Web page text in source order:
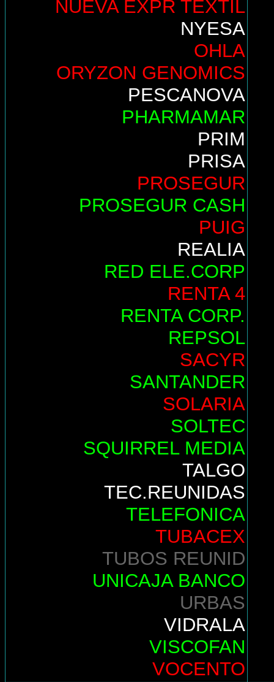
NUEVA EXPR TEXTIL
NYESA
OHLA
ORYZON GENOMICS
PESCANOVA
PHARMAMAR
PRIM
PRISA
PROSEGUR
PROSEGUR CASH
PUIG
REALIA
RED ELE.CORP
RENTA 4
RENTA CORP.
REPSOL
SACYR
SANTANDER
SOLARIA
SOLTEC
SQUIRREL MEDIA
TALGO
TEC.REUNIDAS
TELEFONICA
TUBACEX
TUBOS REUNID
UNICAJA BANCO
URBAS
VIDRALA
VISCOFAN
VOCENTO